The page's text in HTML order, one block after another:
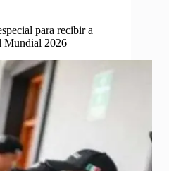
para recibir a
Mundial 2026